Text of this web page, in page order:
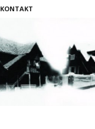
KONTAKT